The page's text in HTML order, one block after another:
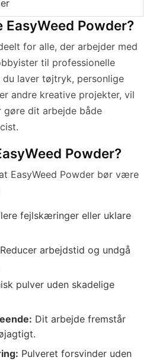
Powder?
for alle, der arbejder med
til professionelle
laver tøjtryk, personlige
andre kreative projekter, vil
gøre dit arbejde både
Powder?
EasyWeed Powder bør være
fejlskæringer eller uklare
Reducer arbejdstid og undgå
pulver uden skadelige
Dit arbejde fremstår
Pulveret forsvinder uden